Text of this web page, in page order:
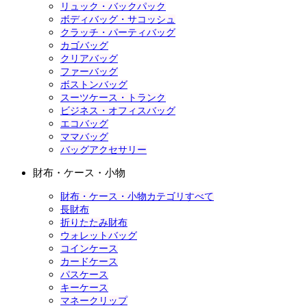
リュック・バックパック
ボディバッグ・サコッシュ
クラッチ・パーティバッグ
カゴバッグ
クリアバッグ
ファーバッグ
ボストンバッグ
スーツケース・トランク
ビジネス・オフィスバッグ
エコバッグ
ママバッグ
バッグアクセサリー
財布・ケース・小物
財布・ケース・小物カテゴリすべて
長財布
折りたたみ財布
ウォレットバッグ
コインケース
カードケース
パスケース
キーケース
マネークリップ